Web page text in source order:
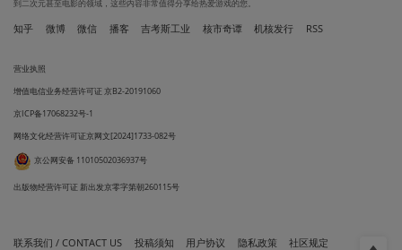
到二次元甚至电影的领域，这些内容非常值得分享给热爱游戏的您。
知乎 微博 微信 播客 吉考斯工业 核市奇谭 机核发行 RSS
营业执照
增值电信业务经营许可证 京B2-20191060
京ICP备17068232号-1
网络文化经营许可证京网文[2024]1733-082号
京公网安备 11010502036937号
出版物经营许可证 新出发京零字第朝260115号
联系我们 / CONTACT US 投稿须知 用户协议 隐私政策 社区规定